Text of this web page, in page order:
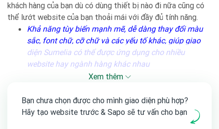
khách hàng của bạn dù có dùng thiết bị nào đi nữa cũng có
thể lướt website của bạn thoải mái với đầy đủ tính năng.
Khả năng tùy biến mạnh mẽ, dễ dàng thay đổi màu
sắc, font chữ, cỡ chữ và các yếu tố khác, giúp giao
diện Sumelia có thể được ứng dụng cho nhiều
website hay ngành hàng khác nhau
Chỉ với vài thao tác đơn giản là bạn đã có thể thay đổi diện
mình đang cung cấp.
Bản đồ khổ lớn có khả năng thu phóng tùy ý được
tích hợp trong trang liên hệ giúp khách hàng dễ dàng
Xem thêm
Bạn chưa chọn được cho mình giao diện phù hợp?
Hãy tạo website trước & Sapo sẽ tư vấn cho bạn